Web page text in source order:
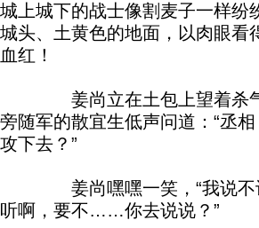
城上城下的战士像割麦子一样纷
城头、土黄色的地面，以肉眼看
血红！
姜尚立在土包上望着杀气
旁随军的散宜生低声问道：“丞
攻下去？”
姜尚嘿嘿一笑，“我说不让
听啊，要不……你去说说？”